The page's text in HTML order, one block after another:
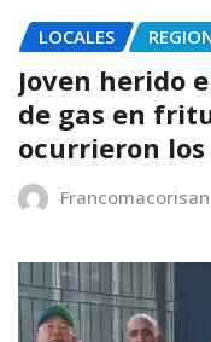
LOCALES
Joven herido
de gas en
ocurrieron los